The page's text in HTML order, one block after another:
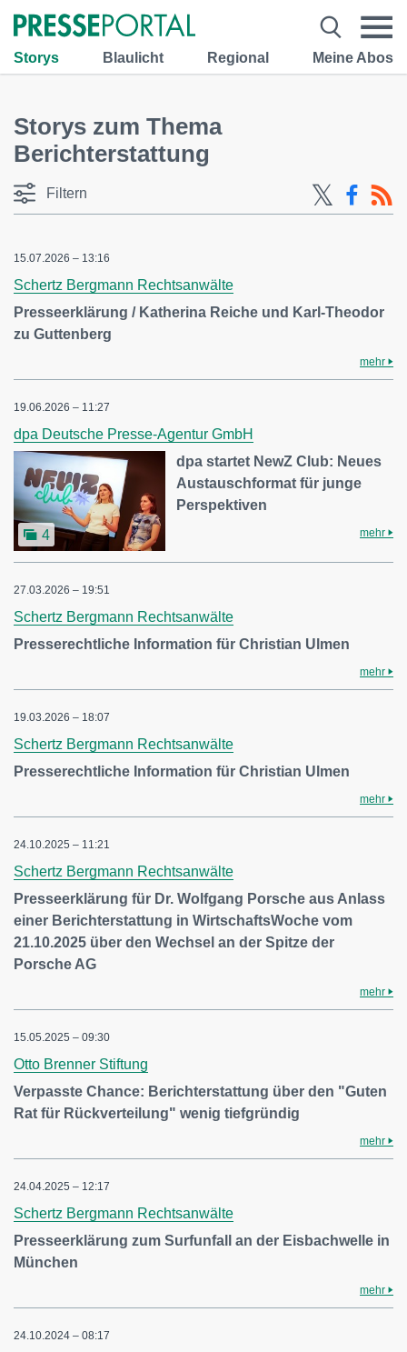
Storys Blaulicht Regional Meine Abos
Storys zum Thema
Berichterstattung
Filtern
15.07.2026 – 13:16
Schertz Bergmann Rechtsanwälte
Presseerklärung / Katherina Reiche und Karl-Theodor
zu Guttenberg
mehr
19.06.2026 – 11:27
dpa Deutsche Presse-Agentur GmbH
4
dpa startet NewZ Club: Neues
Austauschformat für junge
Perspektiven
mehr
27.03.2026 – 19:51
Schertz Bergmann Rechtsanwälte
Presserechtliche Information für Christian Ulmen
mehr
19.03.2026 – 18:07
Schertz Bergmann Rechtsanwälte
Presserechtliche Information für Christian Ulmen
mehr
24.10.2025 – 11:21
Schertz Bergmann Rechtsanwälte
Presseerklärung für Dr. Wolfgang Porsche aus Anlass
einer Berichterstattung in WirtschaftsWoche vom
21.10.2025 über den Wechsel an der Spitze der
Porsche AG
mehr
15.05.2025 – 09:30
Otto Brenner Stiftung
Verpasste Chance: Berichterstattung über den "Guten
Rat für Rückverteilung" wenig tiefgründig
mehr
24.04.2025 – 12:17
Schertz Bergmann Rechtsanwälte
Presseerklärung zum Surfunfall an der Eisbachwelle in
München
mehr
24.10.2024 – 08:17